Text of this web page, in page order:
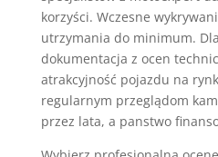
korzyści. Wczesne
utrzymania do minimum.
dokumentacja z ocen
atrakcyjność pojazdu na
regularnym przeglądom
przez lata, a panstwo